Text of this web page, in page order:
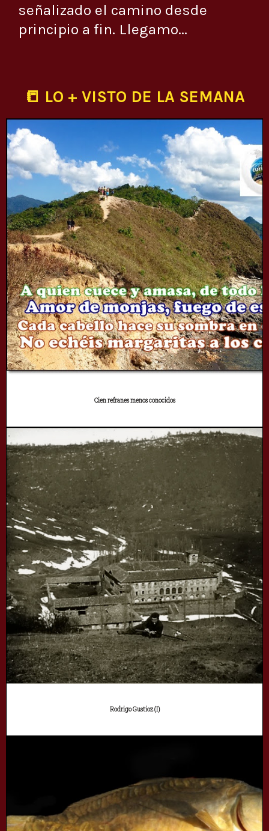
señalizado el camino desde
principio a fin. Llegamo...
📒 LO + VISTO DE LA SEMANA
Cien refranes menos conocidos
Rodrigo Gustioz (I)